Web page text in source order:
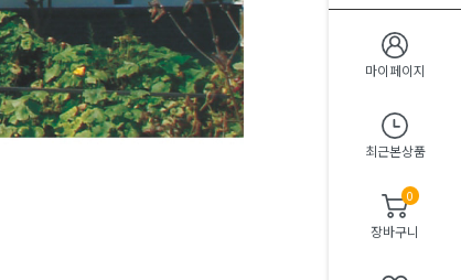
마이페이지
최근본상품
장바구니
0